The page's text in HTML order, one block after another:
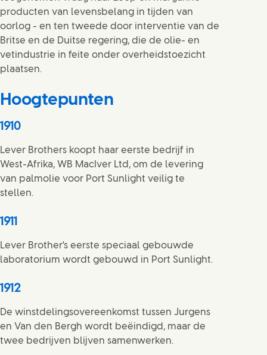
producten van levensbelang in tijden van
oorlog - en ten tweede door interventie van de
Britse en de Duitse regering, die de olie- en
vetindustrie in feite onder overheidstoezicht
plaatsen.
Hoogtepunten
1910
Lever Brothers koopt haar eerste bedrijf in
West-Afrika, WB MacIver Ltd, om de levering
van palmolie voor Port Sunlight veilig te
stellen.
1911
Lever Brother's eerste speciaal gebouwde
laboratorium wordt gebouwd in Port Sunlight.
1912
De winstdelingsovereenkomst tussen Jurgens
en Van den Bergh wordt beëindigd, maar de
twee bedrijven blijven samenwerken.